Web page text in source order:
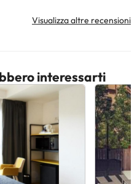
Visualizza altre recensioni
interessarti